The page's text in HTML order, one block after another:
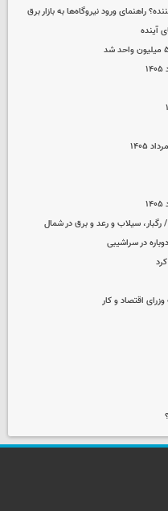
راهنمای ورود نیروگاه‌ها به بازار برق
آینده
در سراشیبی
اقتصاد و کار